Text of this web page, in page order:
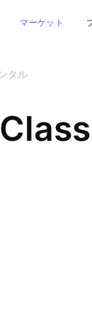
マーケット
タル